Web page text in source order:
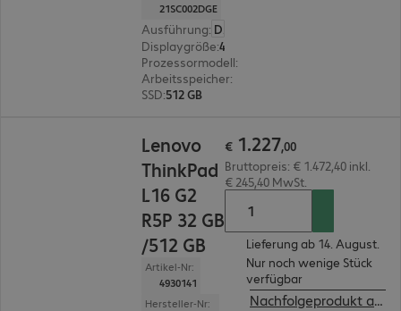
21SC002DGE
Ausführung:
Displaygröße:
Prozessormodell:
Arbeitsspeicher:
SSD:512 GB
Lenovo
ThinkPad
L16 G2
R5P 32 GB
/512 GB
Artikel-Nr:
4930141
Hersteller-Nr:
€ 1.227,00
Bruttopreis: € 1.472,40 inkl.
€ 245,40 MwSt.
Lieferung ab 14. August.
Nur noch wenige Stück
verfügbar
Nachfolgeprodukt ansehen